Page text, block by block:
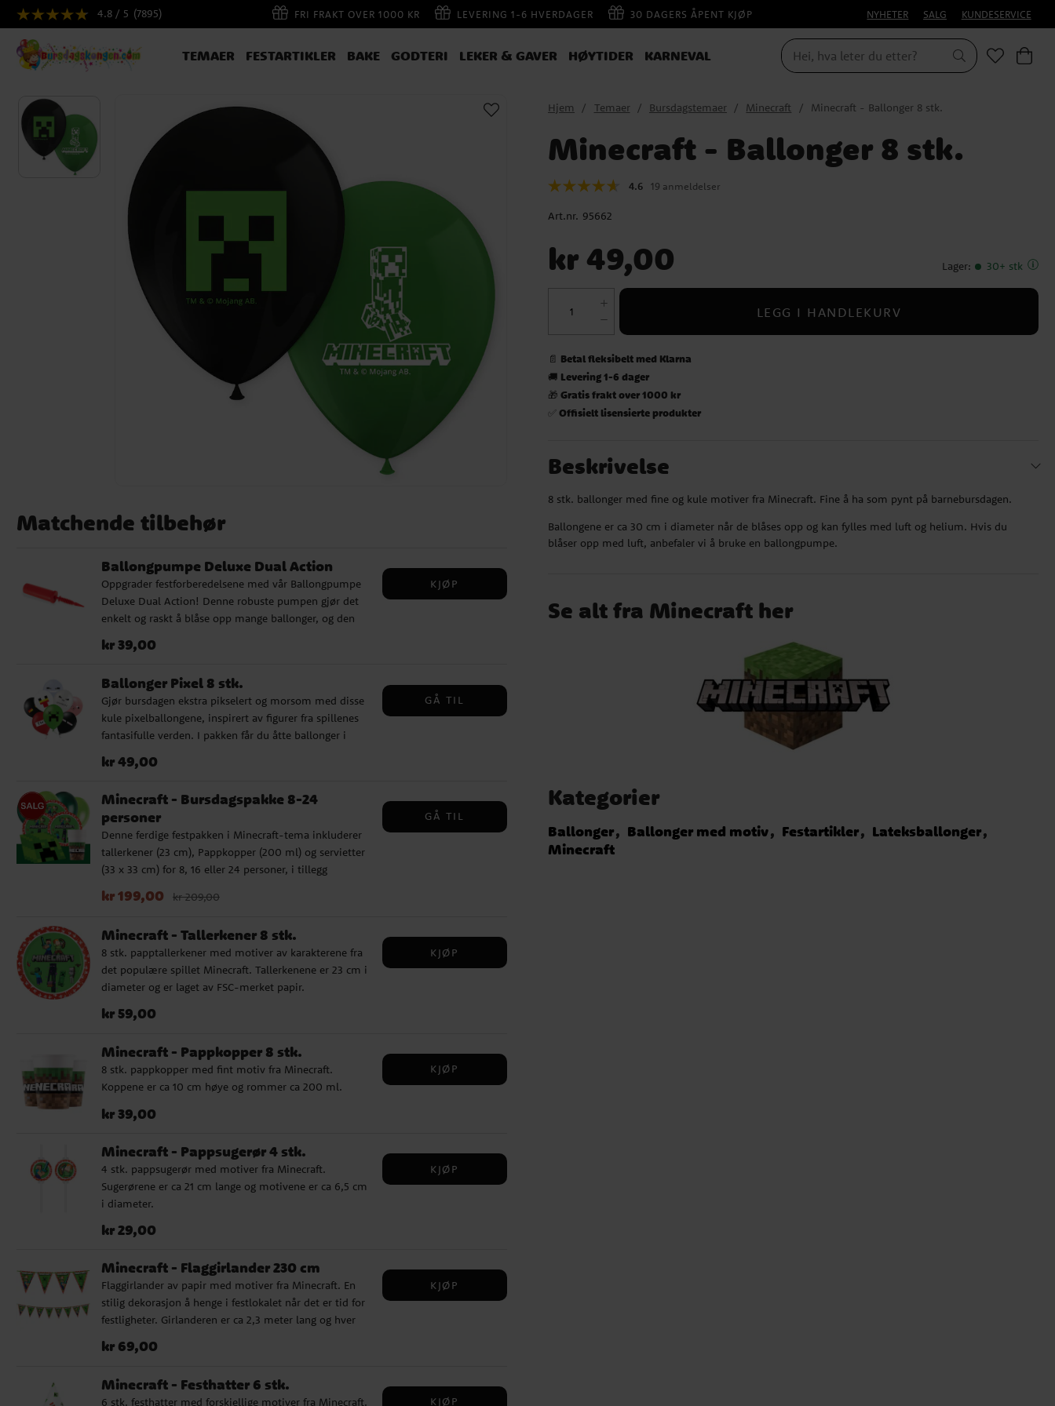
4.8 / 5 (7895) FRI FRAKT OVER 1000 KR LEVERING 1-6 HVERDAGER 30 DAGERS ÅPENT KJØP NYHETER SALG KUNDESERVICE
TEMAER FESTARTIKLER BAKE GODTERI LEKER & GAVER HØYTIDER KARNEVAL
Matchende tilbehør
Ballongpumpe Deluxe Dual Action
Oppgrader festforberedelsene med vår Ballongpumpe
Deluxe Dual Action! Denne robuste pumpen gjør det
enkelt og raskt å blåse opp mange ballonger, og den
det er barnebursdag, babyshower eller andre spesielle
Pris:kr 39,00
kr 39,00
KJØP
Ballonger Pixel 8 stk.
Gjør bursdagen ekstra pikselert og morsom med disse
kule pixelballongene, inspirert av figurer fra spillenes
fantasifulle verden. I pakken får du åtte ballonger i
igjen. De passer perfekt til både bursdagsfeiringer og
og helium. Ballongene blir omtrent 30 cm store når de
er blåst opp. Hvis du bruker luft, anbefaler vi å bruke
en ballongpumpe. De er laget av naturlig lateks som er
fullstendig nedbrytbar og et godt valg for både miljøet
og feststemningen.
Pris:kr 49,00
kr 49,00
GÅ TIL
Minecraft - Bursdagspakke 8-24
personer
Denne ferdige festpakken i Minecraft-tema inkluderer
tallerkener (23 cm), Pappkopper (200 ml) og servietter
(33 x 33 cm) for 8, 16 eller 24 personer, i tillegg
ballonger og en mørkegrønn plastduk (137 x 274 cm).
Kompletter gjerne med godteposer eller partybokser,
godteri, småleker, pynt og spennende baketilbehør.
Nåværende pris :kr 199,00
kr 199,00 kr 209,00
GÅ TIL
Minecraft - Tallerkener 8 stk.
8 stk. papptallerkener med motiver av karakterene fra
det populære spillet Minecraft. Tallerkenene er 23 cm i
diameter og er laget av FSC-merket papir.
Pris:kr 59,00
kr 59,00
KJØP
Minecraft - Pappkopper 8 stk.
8 stk. pappkopper med fint motiv fra Minecraft.
Koppene er ca 10 cm høye og rommer ca 200 ml.
Pris:kr 39,00
kr 39,00
KJØP
Minecraft - Pappsugerør 4 stk.
4 stk. pappsugerør med motiver fra Minecraft.
Sugerørene er ca 21 cm lange og motivene er ca 6,5 cm
i diameter.
Pris:kr 29,00
kr 29,00
KJØP
Minecraft - Flaggirlander 230 cm
Flaggirlander av papir med motiver fra Minecraft. En
stilig dekorasjon å henge i festlokalet når det er tid for
festligheter. Girlanderen er ca 2,3 meter lang og hver
Pris:kr 69,00
kr 69,00
KJØP
Minecraft - Festhatter 6 stk.
6 stk. festhatter med forskjellige motiver fra Minecraft.
KJØP
Hjem Temaer Bursdagstemaer Minecraft Minecraft - Ballonger 8 stk.
Minecraft - Ballonger 8 stk.
4.6 19 anmeldelser
Art.nr. 95662
kr 49,00 Lager: 30+ stk
LEGG I HANDLEKURV
📄 Betal fleksibelt med Klarna
🚚 Levering 1-6 dager
🎁Gratis frakt over 1000 kr
✅Offisielt lisensierte produkter
Beskrivelse
8 stk. ballonger med fine og kule motiver fra Minecraft. Fine å ha som pynt på barnebursdagen.
Ballongene er ca 30 cm i diameter når de blåses opp og kan fylles med luft og helium. Hvis du
blåser opp med luft, anbefaler vi å bruke en ballongpumpe.
Se alt fra Minecraft her
Kategorier
Ballonger Ballonger med motiv Festartikler
Lateksballonger
Minecraft